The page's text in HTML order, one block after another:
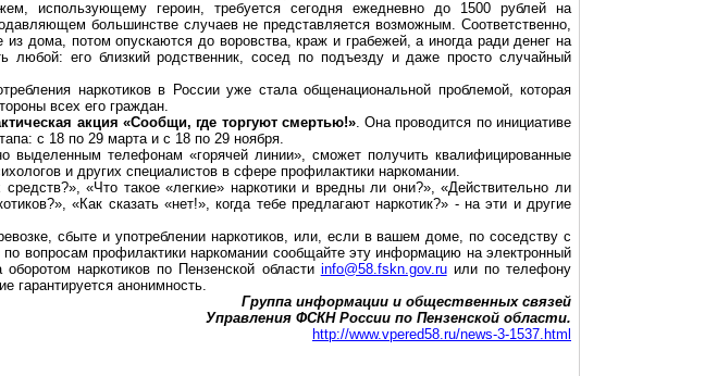
использующему героин, требуется сегодня ежедневно до 1500 рублей на
большинстве случаев не представляется возможным. Соответственно,
дома, потом опускаются до воровства, краж и грабежей, а иногда ради денег на
его близкий родственник, сосед по подъезду и даже просто случайный
наркотиков в России уже стала общенациональной проблемой, которая
всех его граждан.
акция «Сообщи, где торгуют смертью!». Она проводится по инициативе
с 18 по 29 марта и с 18 по 29 ноября.
выделенным телефонам «горячей линии», сможет получить квалифицированные
и других специалистов в сфере профилактики наркомании.
средств?», «Что такое «легкие» наркотики и вредны ли они?», «Действительно ли
«Как сказать «нет!», когда тебе предлагают наркотик?» - на эти и другие
сбыте и употреблении наркотиков, или, если в вашем доме, по соседству с
вопросам профилактики наркомании сообщайте эту информацию на электронный
наркотиков по Пензенской области info@58.fskn.gov.ruили по телефону
гарантируется анонимность.
Группа информации и общественных связей
Управления ФСКН России по Пензенской области.
http://www.vpered58.ru/news-3-1537.html